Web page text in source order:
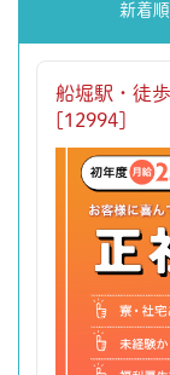
新着順
船堀駅・徒
[12994]